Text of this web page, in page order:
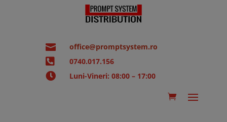
 office@promptsystem.ro
 0740.017.156
 Luni-Vineri: 08:00 – 17:00